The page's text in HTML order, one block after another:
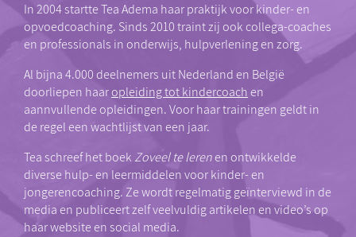
In 2004 startte Tea Adema haar praktijk voor kinder- en
opvoedcoaching. Sinds 2010 traint zij ook collega-coaches
en professionals in onderwijs, hulpverlening en zorg.
Al bijna 4.000 deelnemers uit Nederland en België
doorliepen haaropleiding tot kindercoachen
aannvullende opleidingen. Voor haar trainingen geldt in
de regel een wachtlijst van een jaar.
Tea schreef het boek Zoveel te lerenen ontwikkelde
diverse hulp- en leermiddelen voor kinder- en
jongerencoaching. Ze wordt regelmatig geïnterviewd in de
media en publiceert zelf veelvuldig artikelen en video’s op
haar website en social media.